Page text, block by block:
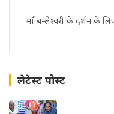
माँ बम्लेश्वरी के दर्शन के
लेटेस्ट पोस्ट